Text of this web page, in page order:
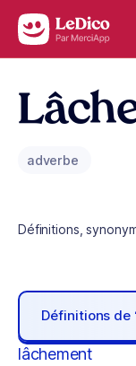
Aller au contenu
adverbe
Définitions,
Définitions de
lâchement